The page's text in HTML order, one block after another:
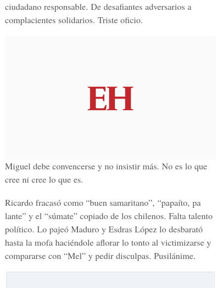
ciudadano responsable. De desafiantes adversarios a
complacientes solidarios. Triste oficio.
Miguel debe convencerse y no insistir más. No es lo que
cree ni cree lo que es.
Ricardo fracasó como “buen samaritano”, “papaíto, pa
lante” y el “súmate” copiado de los chilenos. Falta talento
político. Lo pajeó Maduro y Esdras López lo desbarató
hasta la mofa haciéndole aflorar lo tonto al victimizarse y
compararse con “Mel” y pedir disculpas. Pusilánime.